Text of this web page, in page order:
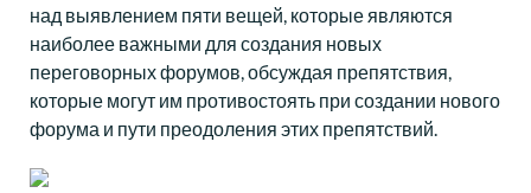
над выявлением пяти вещей, которые являются
наиболее важными для создания новых
переговорных форумов, обсуждая препятствия,
которые могут им противостоять при создании нового
форума и пути преодоления этих препятствий.